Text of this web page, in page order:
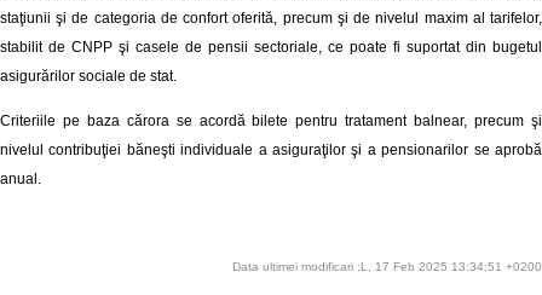
staţiunii şi de categoria de confort oferită, precum şi de nivelul maxim al tarifelor,
stabilit de CNPP şi casele de pensii sectoriale, ce poate fi suportat din bugetul
asigurărilor sociale de stat.
Criteriile pe baza cărora se acordă bilete pentru tratament balnear, precum şi
nivelul contribuţiei băneşti individuale a asiguraţilor şi a pensionarilor se aprobă
anual.
Data ultimei modificari :L, 17 Feb 2025 13:34:51 +0200